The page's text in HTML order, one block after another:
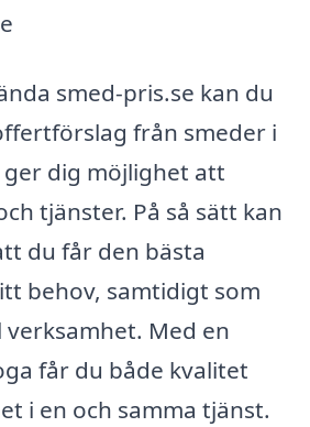
smed-pris.se kan du
från smeder i
dig möjlighet att
tjänster. På så sätt kan
du får den bästa
behov, samtidigt som
Med en
får du både kvalitet
i en och samma tjänst.